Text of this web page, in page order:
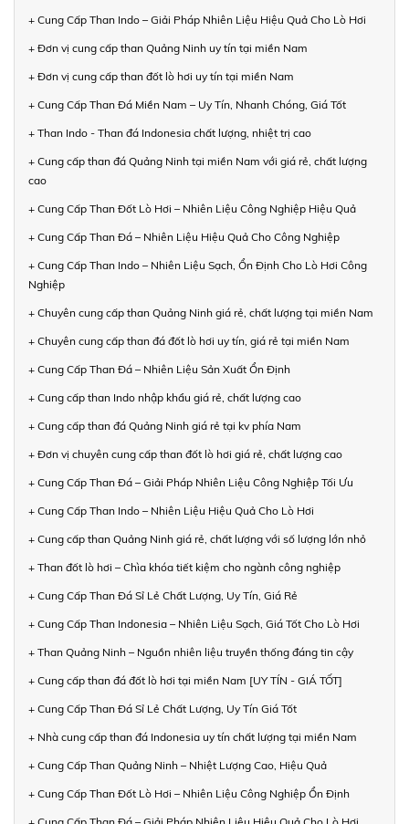
+ Cung Cấp Than Indo – Giải Pháp Nhiên Liệu Hiệu Quả Cho Lò Hơi
+ Đơn vị cung cấp than Quảng Ninh uy tín tại miền Nam
+ Đơn vị cung cấp than đốt lò hơi uy tín tại miền Nam
+ Cung Cấp Than Đá Miền Nam – Uy Tín, Nhanh Chóng, Giá Tốt
+ Than Indo - Than đá Indonesia chất lượng, nhiệt trị cao
+ Cung cấp than đá Quảng Ninh tại miền Nam với giá rẻ, chất lượng
cao
+ Cung Cấp Than Đốt Lò Hơi – Nhiên Liệu Công Nghiệp Hiệu Quả
+ Cung Cấp Than Đá – Nhiên Liệu Hiệu Quả Cho Công Nghiệp
+ Cung Cấp Than Indo – Nhiên Liệu Sạch, Ổn Định Cho Lò Hơi Công
Nghiệp
+ Chuyên cung cấp than Quảng Ninh giá rẻ, chất lượng tại miền Nam
+ Chuyên cung cấp than đá đốt lò hơi uy tín, giá rẻ tại miền Nam
+ Cung Cấp Than Đá – Nhiên Liệu Sản Xuất Ổn Định
+ Cung cấp than Indo nhập khẩu giá rẻ, chất lượng cao
+ Cung cấp than đá Quảng Ninh giá rẻ tại kv phía Nam
+ Đơn vị chuyên cung cấp than đốt lò hơi giá rẻ, chất lượng cao
+ Cung Cấp Than Đá – Giải Pháp Nhiên Liệu Công Nghiệp Tối Ưu
+ Cung Cấp Than Indo – Nhiên Liệu Hiệu Quả Cho Lò Hơi
+ Cung cấp than Quảng Ninh giá rẻ, chất lượng với số lượng lớn nhỏ
+ Than đốt lò hơi – Chìa khóa tiết kiệm cho ngành công nghiệp
+ Cung Cấp Than Đá Sỉ Lẻ Chất Lượng, Uy Tín, Giá Rẻ
+ Cung Cấp Than Indonesia – Nhiên Liệu Sạch, Giá Tốt Cho Lò Hơi
+ Than Quảng Ninh – Nguồn nhiên liệu truyền thống đáng tin cậy
+ Cung cấp than đá đốt lò hơi tại miền Nam [UY TÍN - GIÁ TỐT]
+ Cung Cấp Than Đá Sỉ Lẻ Chất Lượng, Uy Tín Giá Tốt
+ Nhà cung cấp than đá Indonesia uy tín chất lượng tại miền Nam
+ Cung Cấp Than Quảng Ninh – Nhiệt Lượng Cao, Hiệu Quả
+ Cung Cấp Than Đốt Lò Hơi – Nhiên Liệu Công Nghiệp Ổn Định